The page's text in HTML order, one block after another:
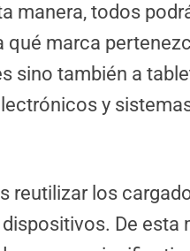
manera, todos
marca
sino también a
y
reutilizar los
De esta